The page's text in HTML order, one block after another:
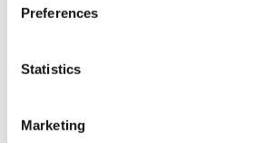
Preferences
Statistics
Marketing
NaCl, 0.02 % sodium azide and 50 %
Sodium azide
This product contains Sodium azide: a